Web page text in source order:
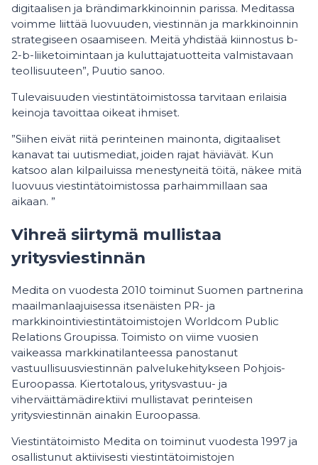
digitaalisen ja brändimarkkinoinnin parissa. Meditassa
voimme liittää luovuuden, viestinnän ja markkinoinnin
strategiseen osaamiseen. Meitä yhdistää kiinnostus b-
2-b-liiketoimintaan ja kuluttajatuotteita valmistavaan
teollisuuteen”, Puutio sanoo.
Tulevaisuuden viestintätoimistossa tarvitaan erilaisia
keinoja tavoittaa oikeat ihmiset.
”Siihen eivät riitä perinteinen mainonta, digitaaliset
kanavat tai uutismediat, joiden rajat häviävät. Kun
katsoo alan kilpailuissa menestyneitä töitä, näkee mitä
luovuus viestintätoimistossa parhaimmillaan saa
aikaan. ”
Vihreä siirtymä mullistaa
yritysviestinnän
Medita on vuodesta 2010 toiminut Suomen partnerina
maailmanlaajuisessa itsenäisten PR- ja
markkinointiviestintätoimistojen Worldcom Public
Relations Groupissa. Toimisto on viime vuosien
vaikeassa markkinatilanteessa panostanut
vastuullisuusviestinnän palvelukehitykseen Pohjois-
Euroopassa. Kiertotalous, yritysvastuu- ja
viherväittämädirektiivi mullistavat perinteisen
yritysviestinnän ainakin Euroopassa.
Viestintätoimisto Medita on toiminut vuodesta 1997 ja
osallistunut aktiivisesti viestintätoimistojen